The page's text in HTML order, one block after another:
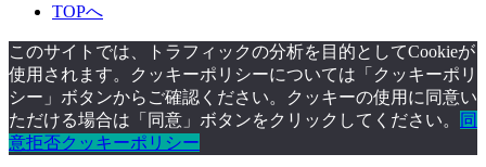
TOPへ
このサイトでは、トラフィックの分析を目的としてCookieが
使用されます。クッキーポリシーについては「クッキーポリ
シー」ボタンからご確認ください。クッキーの使用に同意い
ただける場合は「同意」ボタンをクリックしてください。
同
意拒否クッキーポリシー